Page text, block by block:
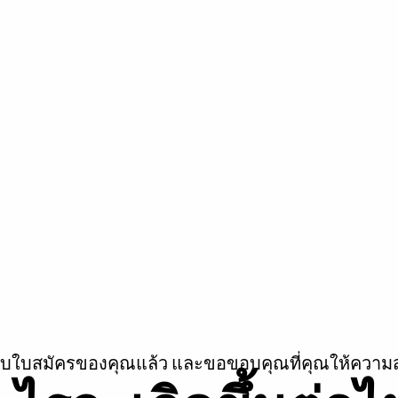
บใบสมัครของคุณแล้ว และขอขอบคุณที่คุณให้ควา